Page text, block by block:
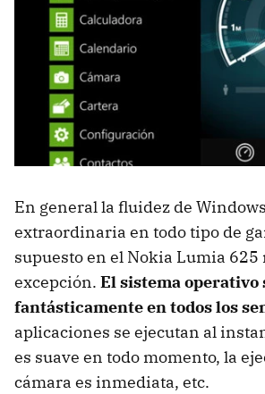
En general la fluidez de
extraordinaria en todo tipo de
supuesto en el Nokia Lumia 625
excepción. El sistema operativo
fantásticamente en todos los
aplicaciones se ejecutan al
es suave en todo momento, la
cámara es inmediata, etc.